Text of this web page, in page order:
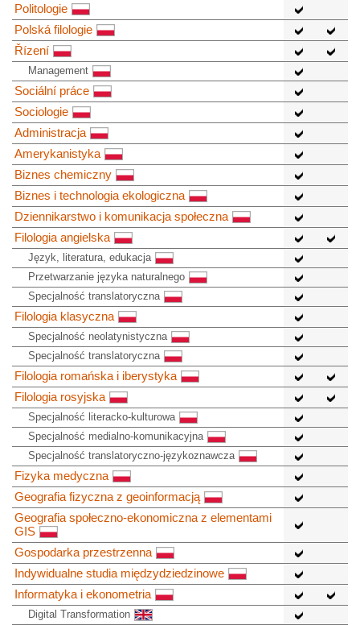
Politologie
Polská filologie
Řízení
Management
Sociální práce
Sociologie
Administracja
Amerykanistyka
Biznes chemiczny
Biznes i technologia ekologiczna
Dziennikarstwo i komunikacja społeczna
Filologia angielska
Język, literatura, edukacja
Przetwarzanie języka naturalnego
Specjalność translatoryczna
Filologia klasyczna
Specjalność neolatynistyczna
Specjalność translatoryczna
Filologia romańska i iberystyka
Filologia rosyjska
Specjalność literacko-kulturowa
Specjalność medialno-komunikacyjna
Specjalność translatoryczno-językoznawcza
Fizyka medyczna
Geografia fizyczna z geoinformacją
Geografia społeczno-ekonomiczna z elementami
GIS
Gospodarka przestrzenna
Indywidualne studia międzydziedzinowe
Informatyka i ekonometria
Digital Transformation